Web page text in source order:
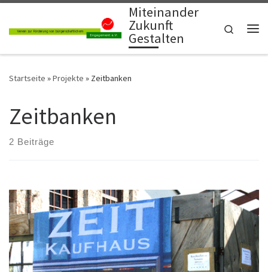
Miteinander
Zukunft
Gestalten
Search
Startseite »Projekte » Zeitbanken
Zeitbanken
2 Beiträge